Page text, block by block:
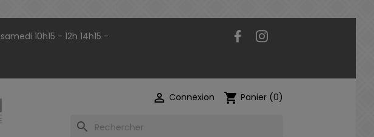
10h15 - 12h 14h15 - Facebook
 Connexion shopping_cart Panier (0)
search